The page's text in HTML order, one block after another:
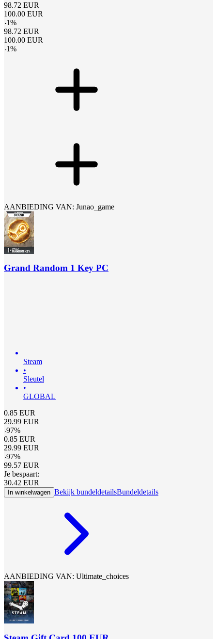
98.72 EUR
100.00 EUR
-1%
98.72 EUR
100.00 EUR
-1%
AANBIEDING VAN: Junao_game
Grand Random 1 Key PC
Steam
•
Sleutel
•
GLOBAL
0.85 EUR
29.99 EUR
-97%
0.85 EUR
29.99 EUR
-97%
99.57 EUR
Je bespaart:
30.42 EUR
In winkelwagen Bekijk bundeldetailsBundeldetails
AANBIEDING VAN: Ultimate_choices